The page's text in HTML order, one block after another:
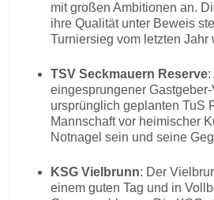
mit großen Ambitionen an.
ihre Qualität unter Beweis
Turniersieg vom letzten Jahr
TSV Seckmauern Reserve:
eingesprungener Gastgeber-
ursprünglich geplanten TuS
Mannschaft vor heimischer
Notnagel sein und seine
KSG Vielbrunn: Der
einem guten Tag und in